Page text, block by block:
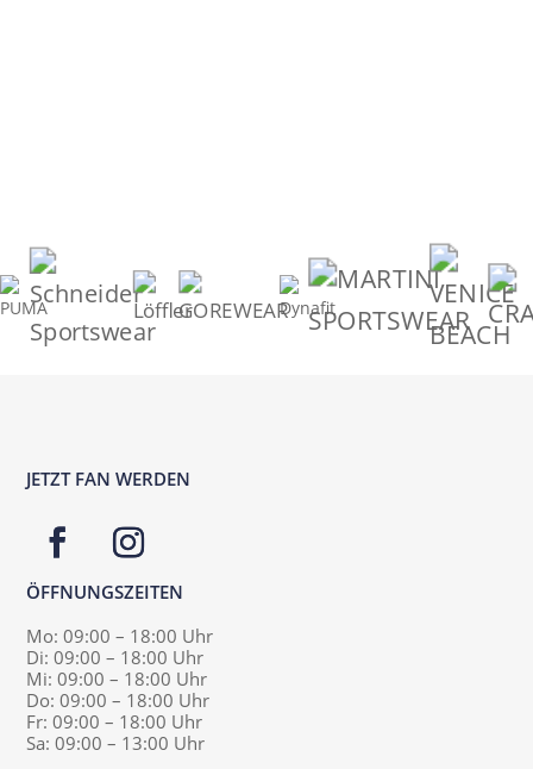
JETZT FAN WERDEN
ÖFFNUNGSZEITEN
Mo: 09:00 – 18:00 Uhr
Di: 09:00 – 18:00 Uhr
Mi: 09:00 – 18:00 Uhr
Do: 09:00 – 18:00 Uhr
Fr: 09:00 – 18:00 Uhr
Sa: 09:00 – 13:00 Uhr